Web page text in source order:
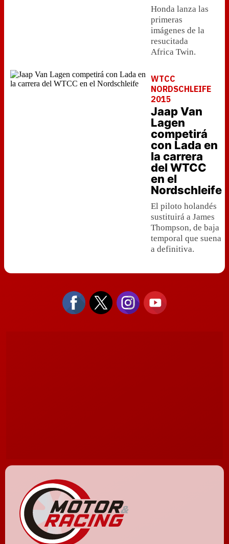
Honda lanza las
primeras
imágenes de la
resucitada
Africa Twin.
WTCC
NORDSCHLEIFE
2015
Jaap Van
Lagen
competirá
con Lada en
la carrera
del WTCC
en el
Nordschleife
El piloto holandés
sustituirá a James
Thompson, de baja
temporal que suena
a definitiva.